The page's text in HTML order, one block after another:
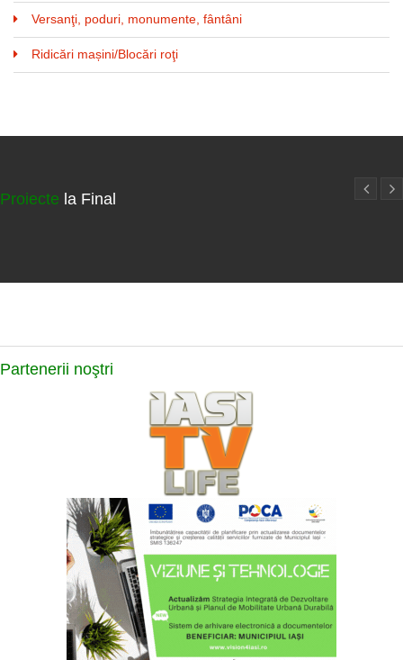
Versanţi, poduri, monumente, fântâni
Ridicări mașini/Blocări roţi
Proiecte la Final
Partenerii noştri